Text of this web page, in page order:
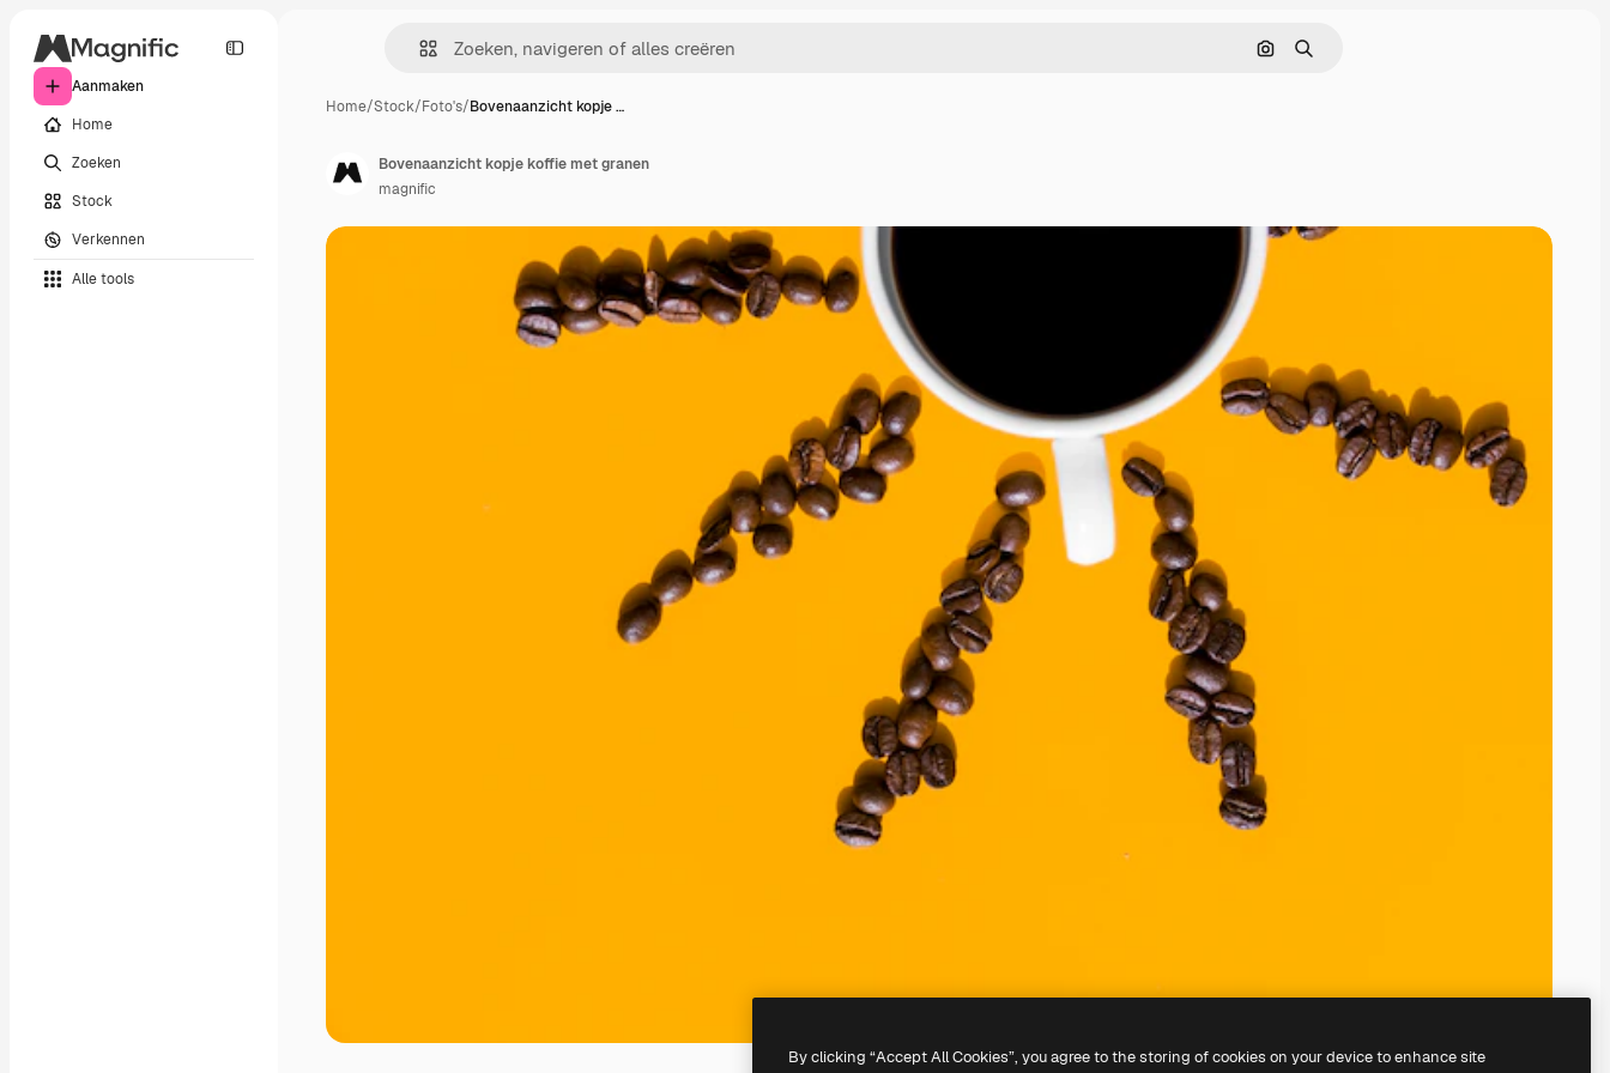
Aanmaken
Home
Zoeken
Stock
Verkennen
Alle tools
Zoeken op afbeelding
Zoeken
Home/Stock/Foto's/Bovenaanzicht kopje …
Bovenaanzicht kopje koffie met granen
magnific
By clicking “Accept All Cookies”, you agree to the storing of cookies on your device to enhance site